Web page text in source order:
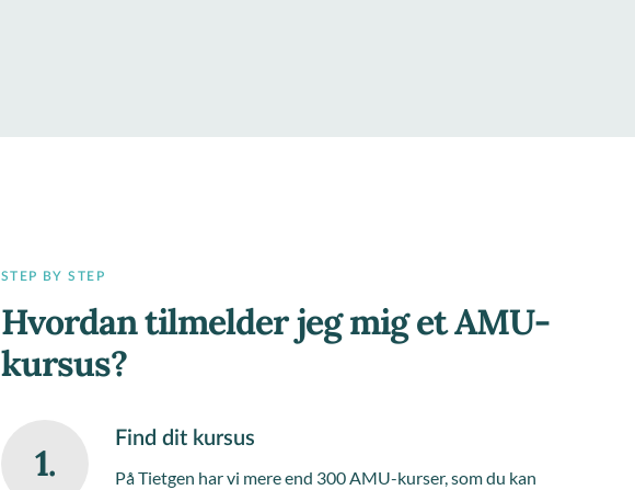
STEP BY STEP
Hvordan tilmelder jeg mig et AMU-
kursus?
1.
Find dit kursus
På Tietgen har vi mere end 300 AMU-kurser, som du kan